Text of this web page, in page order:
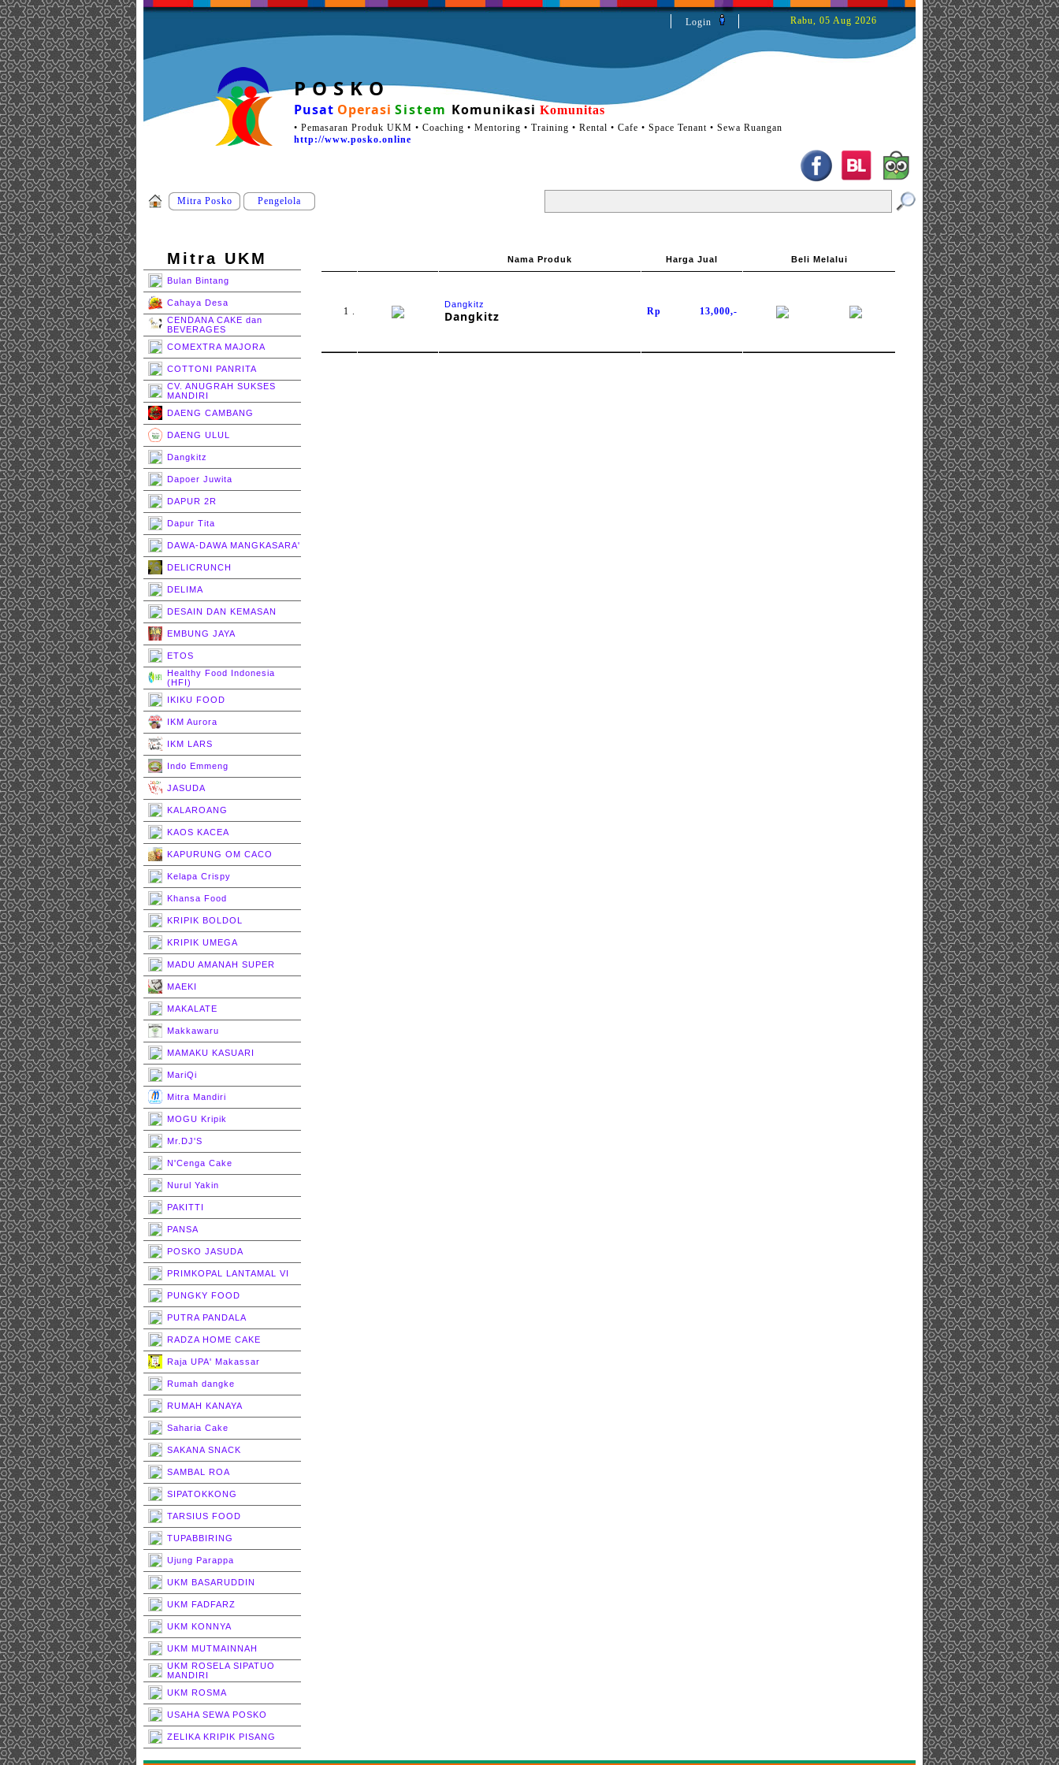
Login Rabu, 05 Aug 2026
P O S K O
Pusat Operasi Sistem Komunikasi Komunitas
• Pemasaran Produk UKM • Coaching • Mentoring • Training • Rental • Cafe • Space Tenant • Sewa Ruangan
http://www.posko.online
Mitra Posko Pengelola
Mitra UKM
Bulan Bintang
Cahaya Desa
CENDANA CAKE dan
BEVERAGES
COMEXTRA MAJORA
COTTONI PANRITA
CV. ANUGRAH SUKSES
MANDIRI
DAENG CAMBANG
DAENG ULUL
Dangkitz
Dapoer Juwita
DAPUR 2R
Dapur Tita
DAWA-DAWA MANGKASARA'
DELICRUNCH
DELIMA
DESAIN DAN KEMASAN
EMBUNG JAYA
ETOS
Healthy Food Indonesia
(HFI)
IKIKU FOOD
IKM Aurora
IKM LARS
Indo Emmeng
JASUDA
KALAROANG
KAOS KACEA
KAPURUNG OM CACO
Kelapa Crispy
Khansa Food
KRIPIK BOLDOL
KRIPIK UMEGA
MADU AMANAH SUPER
MAEKI
MAKALATE
Makkawaru
MAMAKU KASUARI
MariQi
Mitra Mandiri
MOGU Kripik
Mr.DJ'S
N'Cenga Cake
Nurul Yakin
PAKITTI
PANSA
POSKO JASUDA
PRIMKOPAL LANTAMAL VI
PUNGKY FOOD
PUTRA PANDALA
RADZA HOME CAKE
Raja UPA' Makassar
Rumah dangke
RUMAH KANAYA
Saharia Cake
SAKANA SNACK
SAMBAL ROA
SIPATOKKONG
TARSIUS FOOD
TUPABBIRING
Ujung Parappa
UKM BASARUDDIN
UKM FADFARZ
UKM KONNYA
UKM MUTMAINNAH
UKM ROSELA SIPATUO
MANDIRI
UKM ROSMA
USAHA SEWA POSKO
ZELIKA KRIPIK PISANG
Nama Produk Harga Jual Beli Melalui
1 .
Dangkitz
Dangkitz Rp 13,000,-